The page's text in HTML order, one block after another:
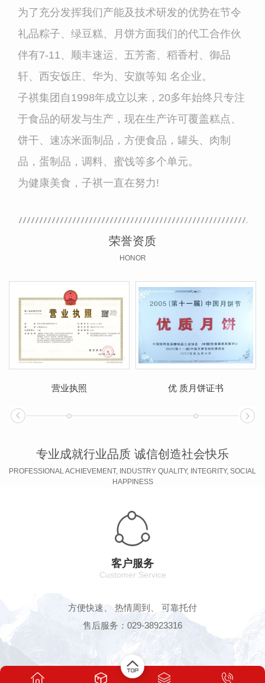
为了充分发挥我们产能及技术研发的优势在节令
礼品粽子、绿豆糕、月饼方面我们的代工合作伙
伴有7-11、顺丰速运、五芳斋、稻香村、御品
轩、西安饭庄、华为、安旗等知 名企业。
子祺集团自1998年成立以来，20多年始终只专注
于食品的研发与生产，现在生产许可覆盖糕点、
饼干、速冻米面制品，方便食品，罐头、肉制
品，蛋制品，调料、蜜饯等多个单元。
为健康美食，子祺一直在努力!
荣誉资质
HONOR
营业执照 优 质月饼证书
专业成就行业品质 诚信创造社会快乐
PROFESSIONAL ACHIEVEMENT, INDUSTRY QUALITY, INTEGRITY, SOCIAL
HAPPINESS
客户服务
Customer Service
方便快速、 热情周到、 可靠托付
售后服务：029-38923316